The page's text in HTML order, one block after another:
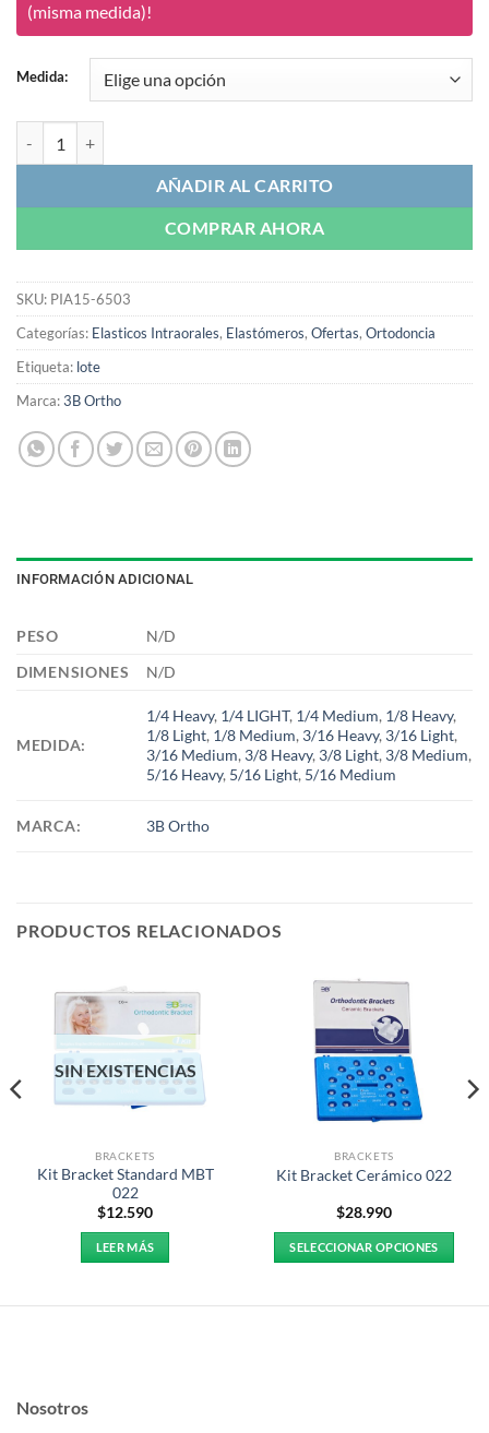
(misma medida)!
Medida:
AÑADIR AL CARRITO
COMPRAR AHORA
SKU: PIA15-6503
Categorías: Elasticos Intraorales, Elastómeros, Ofertas, Ortodoncia
Etiqueta: lote
Marca:3B Ortho
INFORMACIÓN ADICIONAL
PESO
N/D
DIMENSIONES
N/D
MEDIDA:
1/4 Heavy, 1/4 LIGHT, 1/4 Medium, 1/8 Heavy,
1/8 Light, 1/8 Medium, 3/16 Heavy, 3/16 Light,
3/16 Medium, 3/8 Heavy, 3/8 Light, 3/8 Medium,
5/16 Heavy, 5/16 Light, 5/16 Medium
MARCA: 3B Ortho
PRODUCTOS RELACIONADOS
SIN EXISTENCIAS
BRACKETS
Kit Bracket Standard MBT
022
$12.590
LEER MÁS
BRACKETS
Kit Bracket Cerámico 022
$28.990
SELECCIONAR OPCIONES
Nosotros